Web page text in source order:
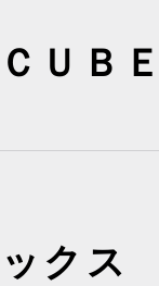
ＵＢ
ックス